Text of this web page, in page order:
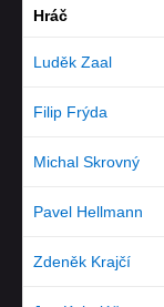
Hráč
Luděk Zaal
Filip Frýda
Michal Skrovný
Pavel Hellmann
Zdeněk Krajčí